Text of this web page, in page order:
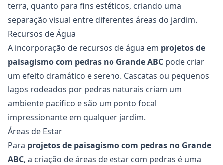
terra, quanto para fins estéticos, criando uma
separação visual entre diferentes áreas do jardim.
Recursos de Água
A incorporação de recursos de água em projetos de
paisagismo com pedras no Grande ABC pode criar
um efeito dramático e sereno. Cascatas ou pequenos
lagos rodeados por pedras naturais criam um
ambiente pacífico e são um ponto focal
impressionante em qualquer jardim.
Áreas de Estar
Para projetos de paisagismo com pedras no Grande
ABC, a criação de áreas de estar com pedras é uma